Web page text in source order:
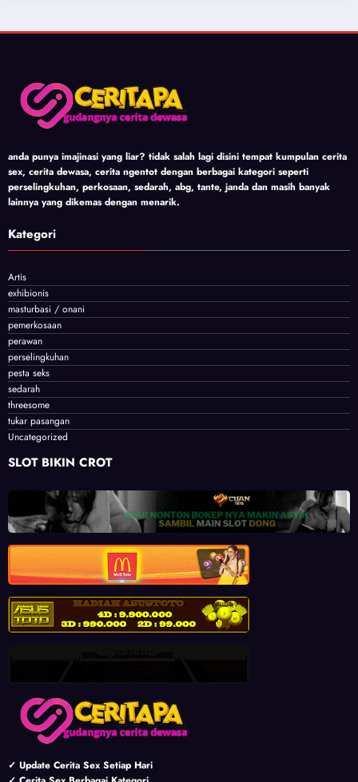
anda punya imajinasi yang liar? tidak salah lagi disini tempat kumpulan cerita
sex, cerita dewasa, cerita ngentot dengan berbagai kategori seperti
perselingkuhan, perkosaan, sedarah, abg, tante, janda dan masih banyak
lainnya yang dikemas dengan menarik.
Kategori
Artis
exhibionis
pemerkosaan
perselingkuhan
pesta seks
sedarah
threesome
tukar pasangan
Uncategorized
SLOT BIKIN CROT